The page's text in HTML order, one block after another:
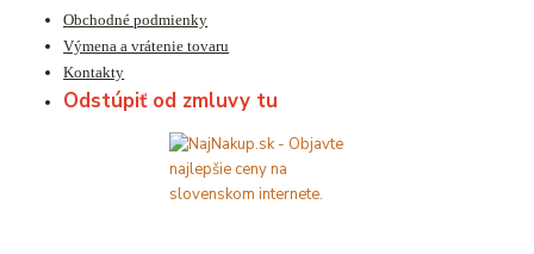
Obchodné podmienky
Výmena a vrátenie tovaru
Kontakty
Odstúpiť od zmluvy tu